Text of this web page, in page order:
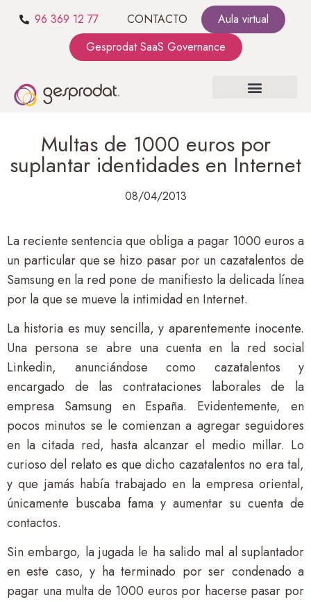
96 369 12 77 CONTACTO
Aula virtual
Gesprodat SaaS Governance
Multas de 1000 euros por
suplantar identidades en Internet
08/04/2013
La reciente sentencia que obliga a pagar 1000 euros a
un particular que se hizo pasar por un cazatalentos de
Samsung en la red pone de manifiesto la delicada línea
por la que se mueve la intimidad en Internet.
La historia es muy sencilla, y aparentemente inocente.
Una persona se abre una cuenta en la red social
Linkedin, anunciándose como cazatalentos y
encargado de las contrataciones laborales de la
empresa Samsung en España. Evidentemente, en
pocos minutos se le comienzan a agregar seguidores
en la citada red, hasta alcanzar el medio millar. Lo
curioso del relato es que dicho cazatalentos no era tal,
y que jamás había trabajado en la empresa oriental,
únicamente buscaba fama y aumentar su cuenta de
contactos.
Sin embargo, la jugada le ha salido mal al suplantador
en este caso, y ha terminado por ser condenado a
pagar una multa de 1000 euros por hacerse pasar por